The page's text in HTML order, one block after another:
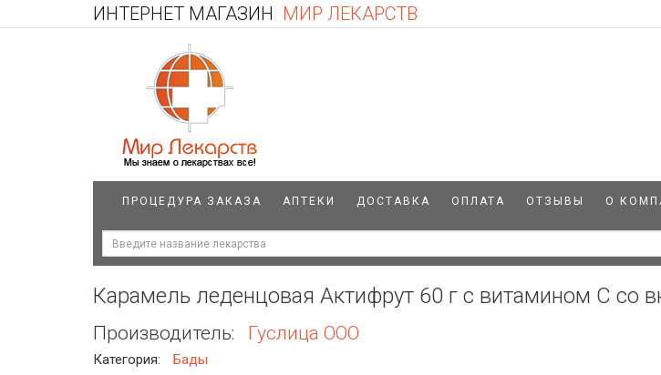
ИНТЕРНЕТ МАГАЗИН МИР ЛЕКАРСТВ
ПРОЦЕДУРА ЗАКАЗА АПТЕКИ ДОСТАВКА ОПЛАТА ОТЗЫВЫ О
Карамель леденцовая Актифрут 60 г с витамином С со
Производитель: Гуслица ООО
Категория: Бады